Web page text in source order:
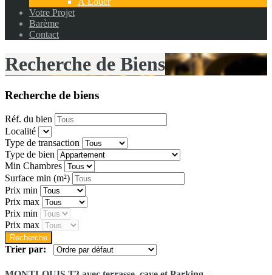
Votre Projet
Barème
Contact
Recherche de Biens
Recherche de biens
Réf. du bien
Localité
Type de transaction
Type de bien
Min Chambres
Surface min (m²)
Prix min
Prix max
Prix min
Prix max
Trier par: